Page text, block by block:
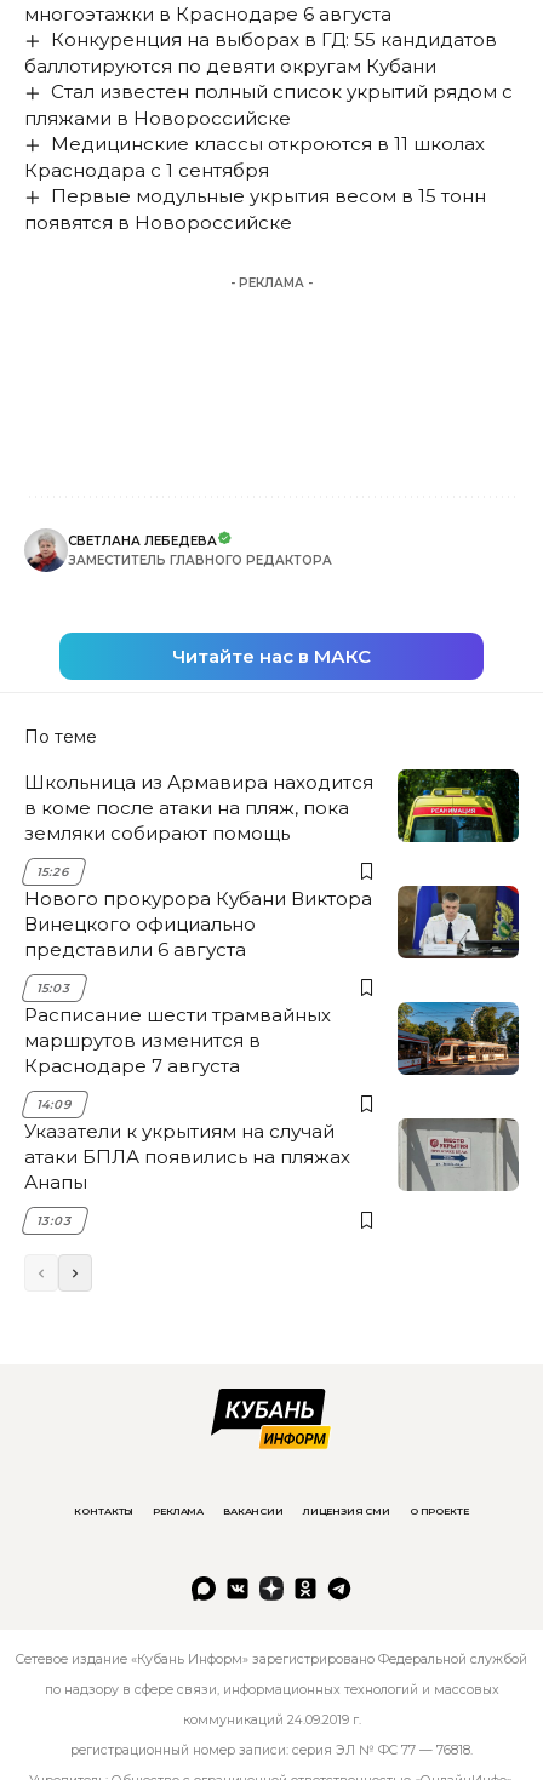
многоэтажки в Краснодаре 6 августа
Конкуренция на выборах в ГД: 55 кандидатов
баллотируются по девяти округам Кубани
Стал известен полный список укрытий рядом с
пляжами в Новороссийске
Медицинские классы откроются в 11 школах
Краснодара с 1 сентября
Первые модульные укрытия весом в 15 тонн
появятся в Новороссийске
- РЕКЛАМА -
СВЕТЛАНА ЛЕБЕДЕВА
ЗАМЕСТИТЕЛЬ ГЛАВНОГО РЕДАКТОРА
Читайте нас в МАКС
По теме
Школьница из Армавира находится
в коме после атаки на пляж, пока
земляки собирают помощь
15:26
Нового прокурора Кубани Виктора
Винецкого официально
представили 6 августа
15:03
Расписание шести трамвайных
маршрутов изменится в
Краснодаре 7 августа
14:09
Указатели к укрытиям на случай
атаки БПЛА появились на пляжах
Анапы
13:03
КОНТАКТЫ РЕКЛАМА ВАКАНСИИ ЛИЦЕНЗИЯ СМИ О ПРОЕКТЕ
Сетевое издание «Кубань Информ» зарегистрировано Федеральной службой
по надзору в сфере связи, информационных технологий и массовых
коммуникаций 24.09.2019 г.
регистрационный номер записи: серия ЭЛ № ФС 77 — 76818.